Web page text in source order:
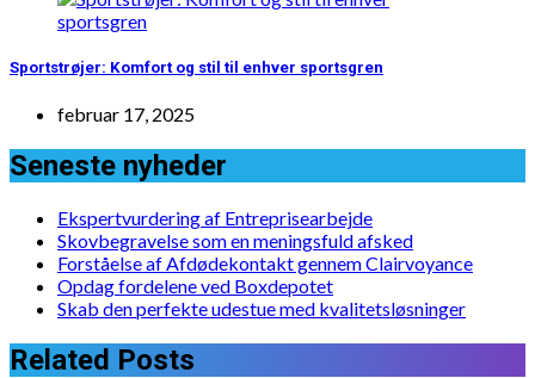
Sportstrøjer: Komfort og stil til enhver sportsgren
februar 17, 2025
Seneste nyheder
Ekspertvurdering af Entreprisearbejde
Skovbegravelse som en meningsfuld afsked
Forståelse af Afdødekontakt gennem Clairvoyance
Opdag fordelene ved Boxdepotet
Skab den perfekte udestue med kvalitetsløsninger
Related Posts